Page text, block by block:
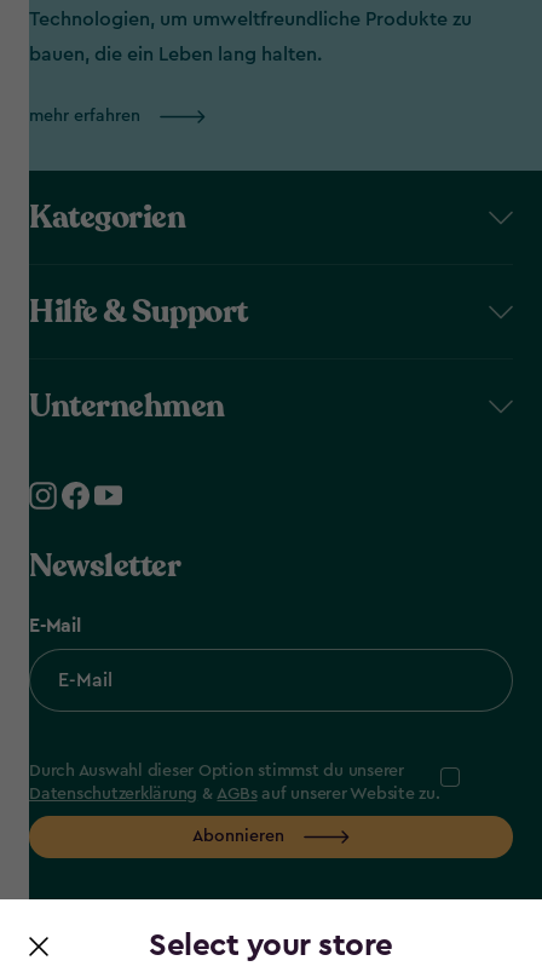
Select your store
Technologien, um umweltfreundliche Produkte zu
bauen, die ein Leben lang halten.
mehr erfahren
Kategorien
Hilfe & Support
Unternehmen
Newsletter
E-Mail
Durch Auswahl dieser Option stimmst du unserer
Datenschutzerklärung &AGBsauf unserer Website zu.
Abonnieren